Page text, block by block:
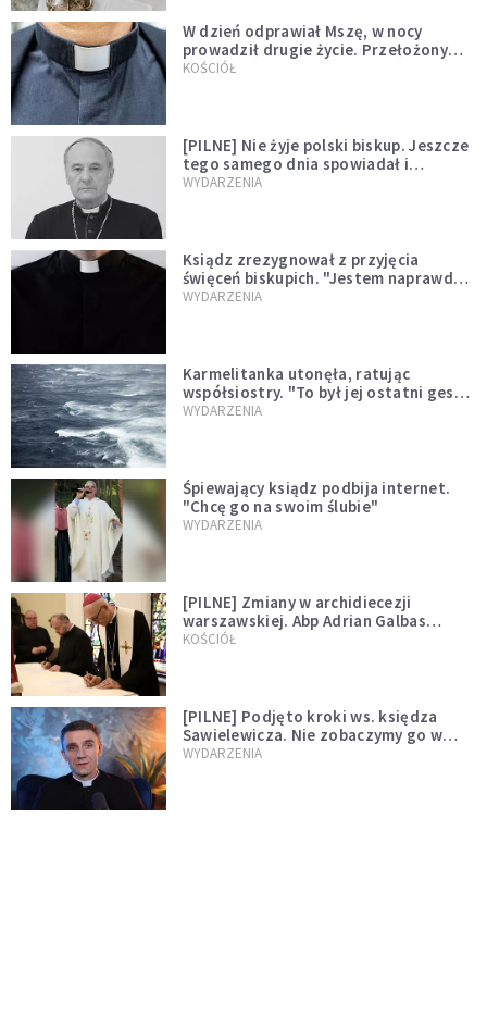
W dzień odprawiał Mszę, w nocy
prowadził drugie życie. Przełożony
kazał mu opuścić zakon
KOŚCIÓŁ
[PILNE] Nie żyje polski biskup. Jeszcze
tego samego dnia spowiadał i
sprawował Mszę świętą
WYDARZENIA
Ksiądz zrezygnował z przyjęcia
święceń biskupich. "Jestem naprawdę
niegodny"
WYDARZENIA
Karmelitanka utonęła, ratując
współsiostry. "To był jej ostatni gest
miłości"
WYDARZENIA
Śpiewający ksiądz podbija internet.
"Chcę go na swoim ślubie"
WYDARZENIA
[PILNE] Zmiany w archidiecezji
warszawskiej. Abp Adrian Galbas
wręczył dekrety nowym proboszczom
KOŚCIÓŁ
[PILNE] Podjęto kroki ws. księdza
Sawielewicza. Nie zobaczymy go w
mediach
WYDARZENIA